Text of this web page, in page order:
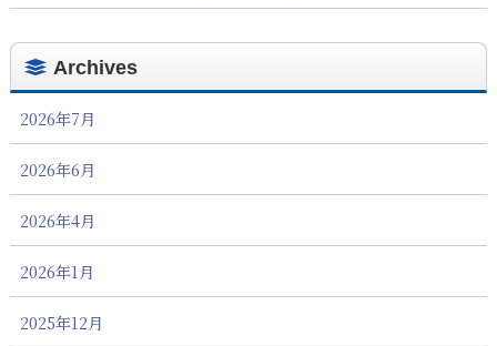
Archives
2026年7月
2026年6月
2026年4月
2026年1月
2025年12月